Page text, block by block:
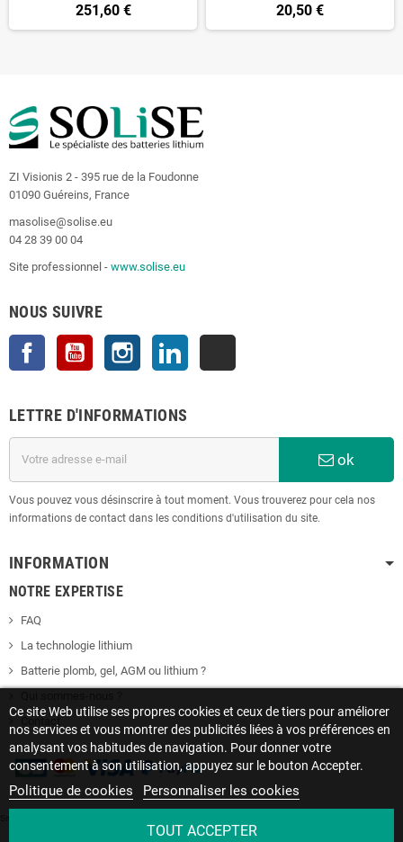
251,60 € 20,50 €
ZI Visionis 2 - 395 rue de la Foudonne
01090 Guéreins, France
masolise@solise.eu
04 28 39 00 04
Site professionnel - www.solise.eu
NOUS SUIVRE
Facebook YouTube Instagram LinkedIn
LETTRE D'INFORMATIONS
ok
Vous pouvez vous désinscrire à tout moment. Vous trouverez pour cela nos
informations de contact dans les conditions d'utilisation du site.
INFORMATION
NOTRE EXPERTISE
FAQ
La technologie lithium
Batterie plomb, gel, AGM ou lithium ?
Contact
Ce site Web utilise ses propres cookies et ceux de tiers pour améliorer
nos services et vous montrer des publicités liées à vos préférences en
analysant vos habitudes de navigation. Pour donner votre
consentement à son utilisation, appuyez sur le bouton Accepter.
Politique de cookies Personnaliser les cookies
TOUT ACCEPTER